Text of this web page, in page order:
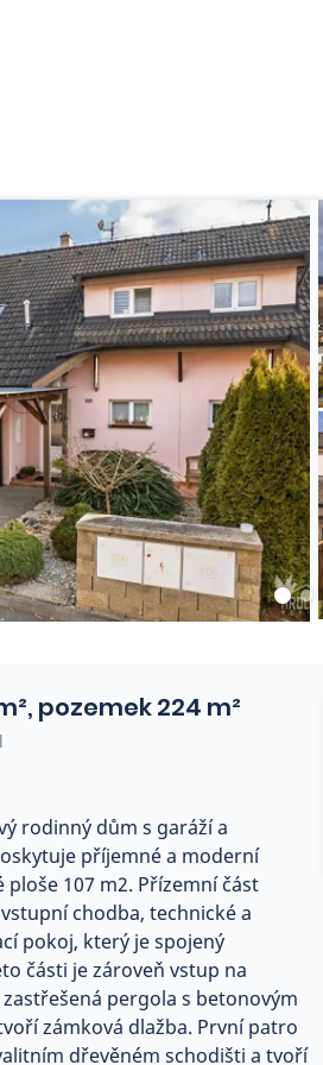
pozemek 224 m²
rodinný dům s garáží a
příjemné a moderní
107 m2. Přízemní část
chodba, technické a
pokoj, který je spojený
části je zároveň vstup na
pergola s betonovým
zámková dlažba. První patro
dřevěném schodišti a tvoří